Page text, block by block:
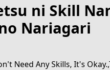
ni Skill
Nariagari